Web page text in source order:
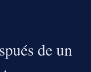
de un